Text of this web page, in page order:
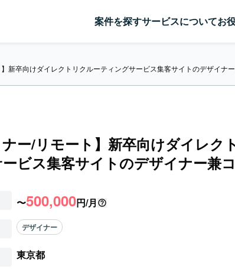
案件を探すサービスについてお
新卒向けダイレクトリクルーティングサービス集客サイトのデザイナ
ー/リモート】新卒向けダイレク
ビス集客サイトのデザイナー兼
〜500,000円/月
デザイナー
東京都